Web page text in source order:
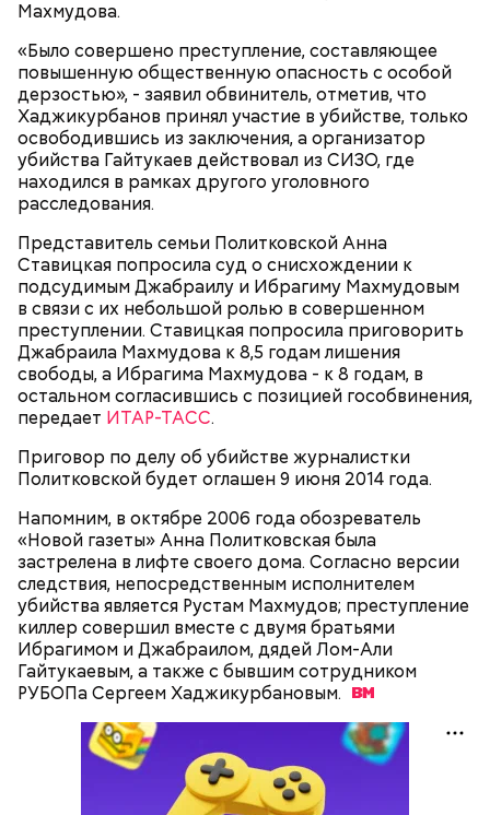
Махмудова.
«Было совершено преступление, составляющее
повышенную общественную опасность с особой
дерзостью», - заявил обвинитель, отметив, что
Хаджикурбанов принял участие в убийстве, только
освободившись из заключения, а организатор
убийства Гайтукаев действовал из СИЗО, где
находился в рамках другого уголовного
расследования.
Представитель семьи Политковской Анна
Ставицкая попросила суд о снисхождении к
подсудимым Джабраилу и Ибрагиму Махмудовым
в связи с их небольшой ролью в совершенном
преступлении. Ставицкая попросила приговорить
Джабраила Махмудова к 8,5 годам лишения
свободы, а Ибрагима Махмудова - к 8 годам, в
остальном согласившись с позицией гособвинения,
передает ИТАР-ТАСС.
Приговор по делу об убийстве журналистки
Политковской будет оглашен 9 июня 2014 года.
Напомним, в октябре 2006 года обозреватель
«Новой газеты» Анна Политковская была
застрелена в лифте своего дома. Согласно версии
следствия, непосредственным исполнителем
убийства является Рустам Махмудов; преступление
киллер совершил вместе с двумя братьями
Ибрагимом и Джабраилом, дядей Лом-Али
Гайтукаевым, а также с бывшим сотрудником
РУБОПа СергеемХаджикурбановым.